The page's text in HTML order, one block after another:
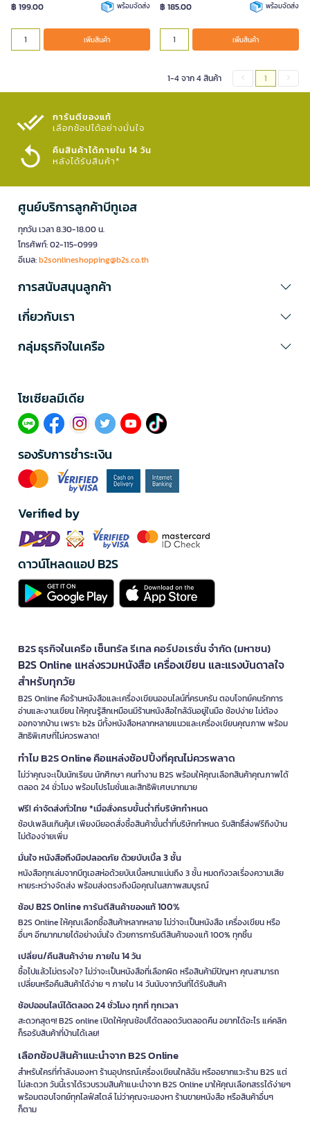
฿ 199.00 พร้อมจัดส่ง
เพิ่มสินค้า
฿ 185.00 พร้อมจัดส่ง
เพิ่มสินค้า
1-4 จาก 4 สินค้า 1
การันตีของแท้
เลือกช้อปได้อย่างมั่นใจ​
คืนสินค้าได้ภายใน 14 วัน
หลังได้รับสินค้า*
ศูนย์บริการลูกค้าบีทูเอส
ทุกวัน เวลา 8.30-18.00 น.
โทรศัพท์: 02-115-0999
อีเมล:b2sonlineshopping@b2s.co.th
การสนับสนุนลูกค้า
เกี่ยวกับเรา
กลุ่มธุรกิจในเครือ
โซเซียลมีเดีย​
รองรับการชำระเงิน
Verified by
ดาวน์โหลดแอป B2S
B2S ธุรกิจในเครือ เซ็นทรัล รีเทล คอร์ปอเรชั่น จำกัด (มหาชน)
B2S Online แหล่งรวมหนังสือ เครื่องเขียน และแรงบันดาลใจ
สำหรับทุกวัย
B2S Online คือร้านหนังสือและเครื่องเขียนออนไลน์ที่ครบครัน ตอบโจทย์คนรักการ
อ่านและงานเขียน ให้คุณรู้สึกเหมือนมีร้านหนังสือใกล้ฉันอยู่ในมือ ช้อปง่าย ไม่ต้อง
ออกจากบ้าน เพราะ b2s มีทั้งหนังสือหลากหลายแนวและเครื่องเขียนคุณภาพ พร้อม
สิทธิพิเศษที่ไม่ควรพลาด!
ทำไม B2S Online คือแหล่งช้อปปิ้งที่คุณไม่ควรพลาด
ไม่ว่าคุณจะเป็นนักเรียน นักศึกษา คนทำงาน B2S พร้อมให้คุณเลือกสินค้าคุณภาพได้
ตลอด 24 ชั่วโมง พร้อมโปรโมชั่นและสิทธิพิเศษมากมาย
ฟรี! ค่าจัดส่งทั่วไทย *เมื่อสั่งครบขั้นต่ำที่บริษัทกำหนด
ช้อปเพลินเกินคุ้ม! เพียงมียอดสั่งซื้อสินค้าขั้นต่ำที่บริษัทกำหนด รับสิทธิ์ส่งฟรีถึงบ้าน
ไม่ต้องจ่ายเพิ่ม
มั่นใจ หนังสือถึงมือปลอดภัย ด้วยบับเบิ้ล 3 ชั้น
หนังสือทุกเล่มจากบีทูเอสห่อด้วยบับเบิ้ลหนาแน่นถึง 3 ชั้น หมดกังวลเรื่องความเสีย
หายระหว่างจัดส่ง พร้อมส่งตรงถึงมือคุณในสภาพสมบูรณ์
ช้อป B2S Online การันตีสินค้าของแท้ 100%
B2S Online ให้คุณเลือกซื้อสินค้าหลากหลาย ไม่ว่าจะเป็นหนังสือ เครื่องเขียน หรือ
อื่นๆ อีกมากมายได้อย่างมั่นใจ ด้วยการการันตีสินค้าของแท้ 100% ทุกชิ้น
เปลี่ยน/คืนสินค้าง่าย ภายใน 14 วัน
ซื้อไปแล้วไม่ตรงใจ? ไม่ว่าจะเป็นหนังสือที่เลือกผิด หรือสินค้ามีปัญหา คุณสามารถ
เปลี่ยนหรือคืนสินค้าได้ง่าย ๆ ภายใน 14 วันนับจากวันที่ได้รับสินค้า
ช้อปออนไลน์ได้ตลอด 24 ชั่วโมง ทุกที่ ทุกเวลา
สะดวกสุดๆ! B2S online เปิดให้คุณช้อปได้ตลอดวันตลอดคืน อยากได้อะไร แค่คลิก
ก็รอรับสินค้าที่บ้านได้เลย!
เลือกช้อปสินค้าแนะนำจาก B2S Online
สำหรับใครที่กำลังมองหา ร้านอุปกรณ์เครื่องเขียนใกล้ฉัน หรืออยากแวะร้าน B2S แต่
ไม่สะดวก วันนี้เราได้รวบรวมสินค้าแนะนำจาก B2S Online มาให้คุณเลือกสรรได้ง่ายๆ
พร้อมตอบโจทย์ทุกไลฟ์สไตล์ ไม่ว่าคุณจะมองหา ร้านขายหนังสือ หรือสินค้าอื่นๆ
ก็ตาม